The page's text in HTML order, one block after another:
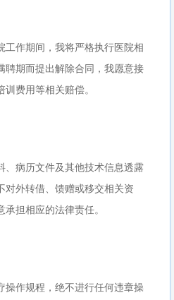
工作期间，我将严格执行医院相
聘期而提出解除合同，我愿意接
费用等相关赔偿。
、病历文件及其他技术信息透露
对外转借、馈赠或移交相关资
担相应的法律责任。
操作规程，绝不进行任何违章操